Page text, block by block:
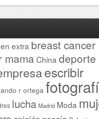
extra breast cancer
mama China deporte
escribir
r ortega
lucha Madrid Moda